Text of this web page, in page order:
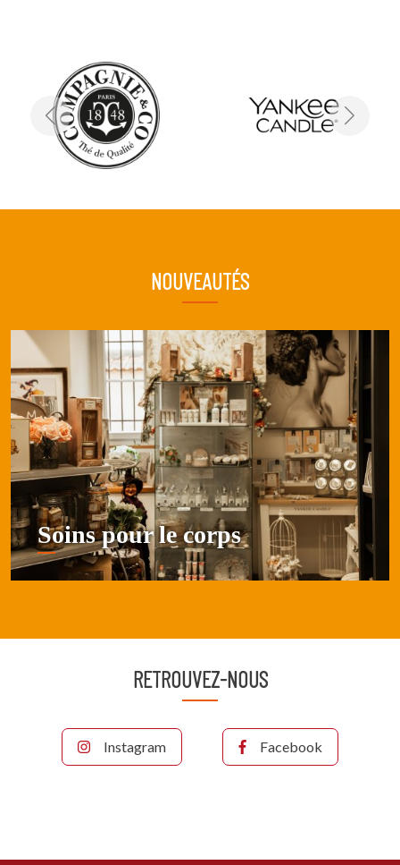
NOUVEAUTÉS
Soins pour le corps
RETROUVEZ-NOUS
Instagram Facebook